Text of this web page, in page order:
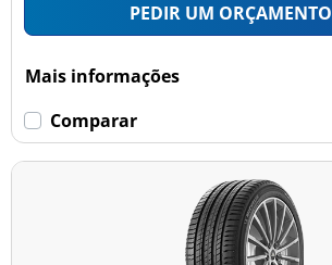
PEDIR UM ORÇAMENTO
Mais informações
Comparar